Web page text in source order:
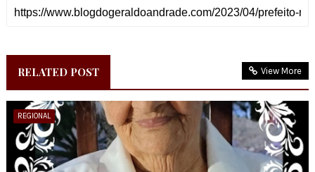
RELATED POST View More
REGIONAL